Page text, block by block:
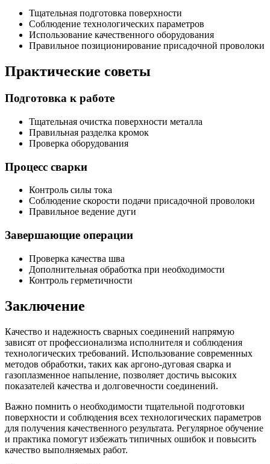
Тщательная подготовка поверхности
Соблюдение технологических параметров
Использование качественного оборудования
Правильное позиционирование присадочной проволоки
Практические советы
Подготовка к работе
Тщательная очистка поверхности металла
Правильная разделка кромок
Проверка оборудования
Процесс сварки
Контроль силы тока
Соблюдение скорости подачи присадочной проволоки
Правильное ведение дуги
Завершающие операции
Проверка качества шва
Дополнительная обработка при необходимости
Контроль герметичности
Заключение
Качество и надежность сварных соединений напрямую
зависят от профессионализма исполнителя и соблюдения
технологических требований. Использование современных
методов обработки, таких как аргоно-дуговая сварка и
газоплазменное напыление, позволяет достичь высоких
показателей качества и долговечности соединений.
Важно помнить о необходимости тщательной подготовки
поверхности и соблюдения всех технологических параметров
для получения качественного результата. Регулярное обучение
и практика помогут избежать типичных ошибок и повысить
качество выполняемых работ.